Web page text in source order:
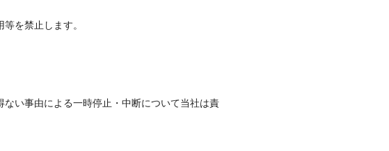
を禁止します。
い事由による一時停止・中断について当社は責